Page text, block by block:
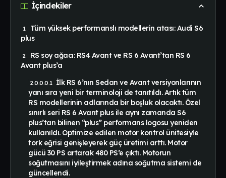
İçindekiler
Tüm yüksek performanslı modellerin atası: Audi S6
plus
RS soy ağacı: RS4 Avant ve RS 6 Avant’tan RS 6
Avant plus’a
İlk RS 6’nın Sedan ve Avant versiyonlarının
yanı sıra yeni bir terminoloji de tanıtıldı. Artık tüm
RS modellerinin adlarında bir boşluk olacaktı. Özel
sınırlı seri RS 6 Avant plus ile aynı zamanda S6
plus’tan bilinen “plus” performans logosu yeniden
kullanıldı. Optimize edilen motor kontrol ünitesiyle
tork eğrisi genişleyerek güç üretimi arttı. Motor
gücü 30 PS artarak 480 PS’e çıktı. Motorun
soğutmasını iyileştirmek adına soğutma sistemi de
güncellendi.